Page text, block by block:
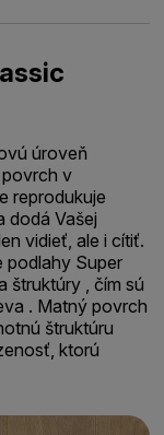
úroveň
v
reprodukuje
dodá Vašej
vidieť, ale i cítiť.
podlahy Super
štruktúry , čím sú
. Matný povrch
štruktúru
ktorú